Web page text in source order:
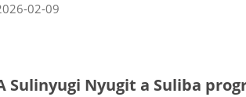
02-09
Sulinyugi Nyugit a Suliba